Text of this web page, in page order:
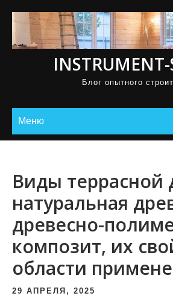
ь
INSTRUMENT-
Блог опытного
Меню
Виды террасной
натуральная
древесно-
композит, их
области
29 АПРЕЛЯ, 2025